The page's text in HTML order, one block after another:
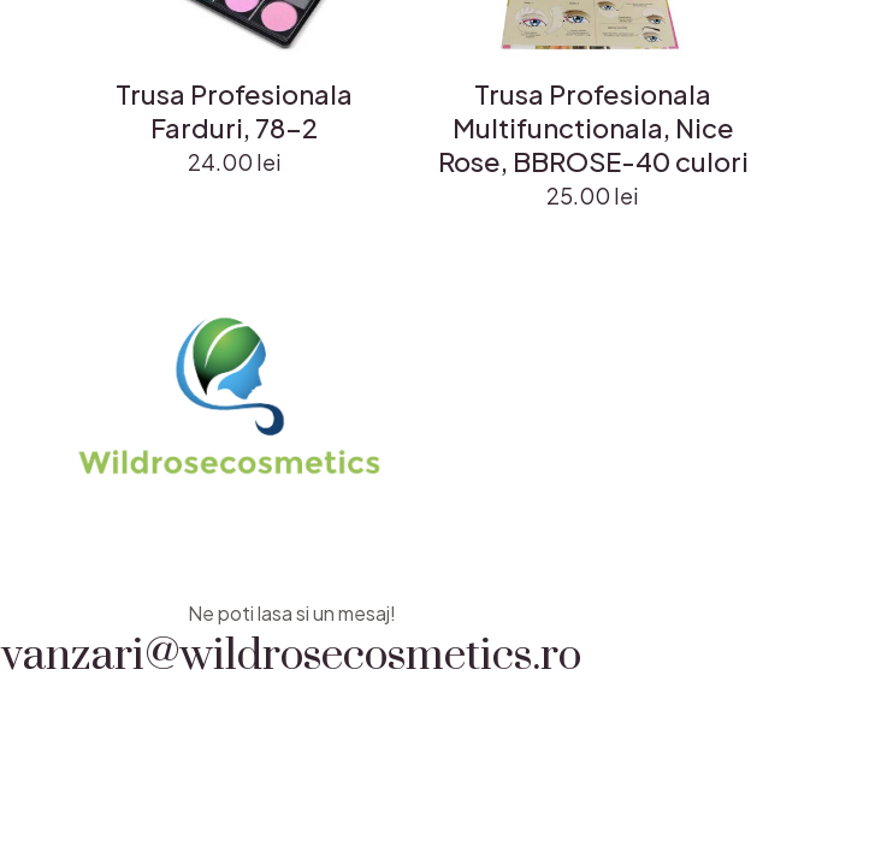
Trusa Profesionala
Farduri, 78-2
24.00 lei
Trusa Profesionala
Multifunctionala, Nice
Rose, BBROSE-40 culori
25.00 lei
vanzari@wildrosecosmetics.ro
Ne poti lasa si un mesaj!